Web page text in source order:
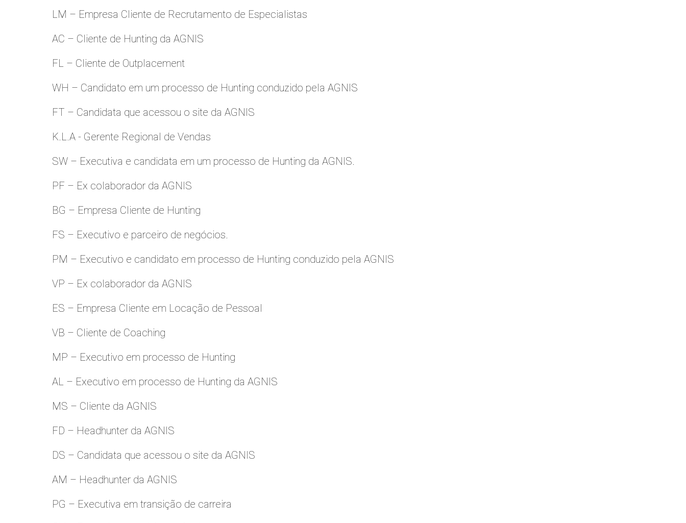
LM – Empresa Cliente de Recrutamento de Especialistas
AC – Cliente de Hunting da AGNIS
FL – Cliente de Outplacement
WH – Candidato em um processo de Hunting conduzido pela AGNIS
FT – Candidata que acessou o site da AGNIS
K.L.A - Gerente Regional de Vendas
SW – Executiva e candidata em um processo de Hunting da AGNIS.
PF – Ex colaborador da AGNIS
BG – Empresa Cliente de Hunting
FS – Executivo e parceiro de negócios.
PM – Executivo e candidato em processo de Hunting conduzido pela AGNIS
VP – Ex colaborador da AGNIS
ES – Empresa Cliente em Locação de Pessoal
VB – Cliente de Coaching
MP – Executivo em processo de Hunting
AL – Executivo em processo de Hunting da AGNIS
MS – Cliente da AGNIS
FD – Headhunter da AGNIS
DS – Candidata que acessou o site da AGNIS
AM – Headhunter da AGNIS
PG – Executiva em transição de carreira